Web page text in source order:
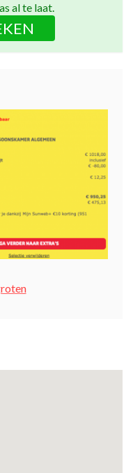
al te laat.